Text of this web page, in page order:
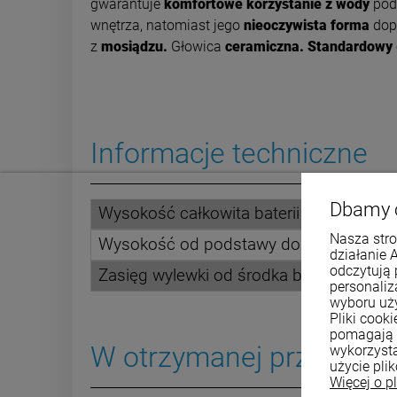
gwarantuje komfortowe korzystanie z wody
wnętrza, natomiast jego nieoczywista forma
z mosiądzu. Głowica ceramiczna. Standardowy
Informacje techniczne
Wysokość całkowita baterii
Wysokość od podstawy do perlatora
Zasięg wylewki od środka baterii
W otrzymanej
Dbamy
Nasza
działanie
odczytują
wyboru
Pliki
pomagają
użycie
Więcej o